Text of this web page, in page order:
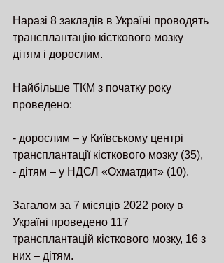
Наразі 8 закладів в Україні проводять
трансплантацію кісткового мозку
дітям і дорослим.
Найбільше ТКМ з початку року
проведено:
- дорослим – у Київському центрі
трансплантації кісткового мозку (35),
- дітям – у НДСЛ «Охматдит» (10).
Загалом за 7 місяців 2022 року в
Україні проведено 117
трансплантацій кісткового мозку, 16 з
них – дітям.